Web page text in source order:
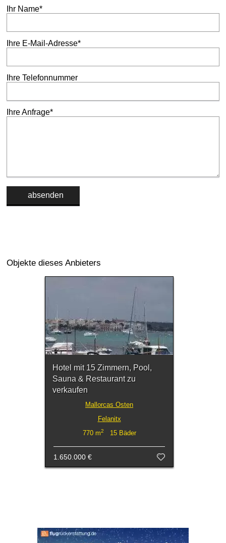
Ihr Name*
Ihre E-Mail-Adresse*
Ihre Telefonnummer
Ihre Anfrage*
Objekte dieses Anbieters
Hotel mit 15 Zimmern, Pool,
Sauna & Restaurant zu
verkaufen
Mallorcas Osten
Felanitx
770 m2 15 Bäder
1.650.000 €